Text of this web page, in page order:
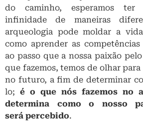
do caminho, esperamos ter
infinidade de maneiras
arqueologia pode moldar a
como aprender as competências
ao passo que a nossa paixão
que fazemos, temos de olhar
no futuro, a fim de determinar
lo; é o que nós fazemos no
determina como o nosso
será percebido.